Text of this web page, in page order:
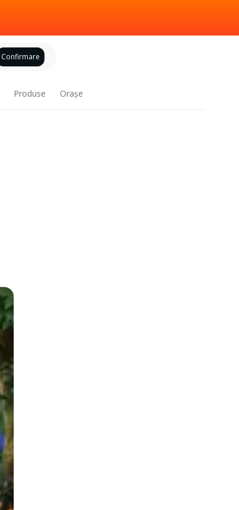
Confirmare
Produse Oraşe